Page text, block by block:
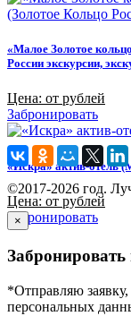
«Малое Золотое
России экскурсии,
Цена: от рублей
Забронировать
«Искра» актив-отель
Цена: от рублей
Забронировать
©2017-2026 год.
×
Забронировать
*Отправляю заявку,
персональных